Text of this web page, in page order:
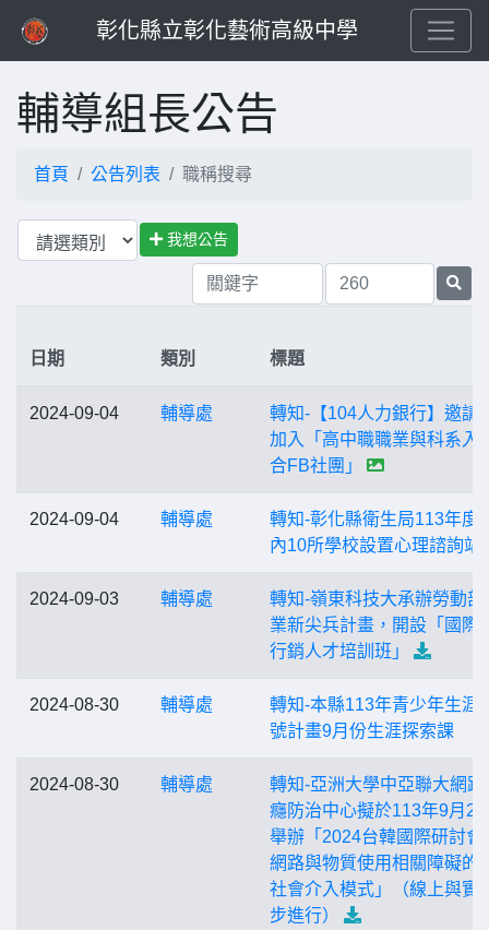
彰化縣立彰化藝術高級中學
輔導組長公告
首頁 公告列表 職稱搜尋
我想公告
日期 類別 標題
2024-09-04 輔導處
轉知-【104人力銀行】邀請
加入「高中職職業與科系入
合FB社團」
2024-09-04 輔導處
轉知-彰化縣衛生局113年度
內10所學校設置心理諮詢站
2024-09-03 輔導處
轉知-嶺東科技大承辦勞動部
業新尖兵計畫，開設「國際
行銷人才培訓班」
2024-08-30 輔導處
轉知-本縣113年青少年生涯
號計畫9月份生涯探索課
2024-08-30 輔導處
轉知-亞洲大學中亞聯大網路
癮防治中心擬於113年9月27
舉辦「2024台韓國際研討會
網路與物質使用相關障礙的
社會介入模式」（線上與實
步進行）